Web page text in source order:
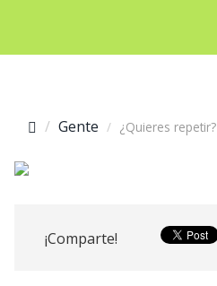
Gente ¿Quieres repetir?
¡Comparte!